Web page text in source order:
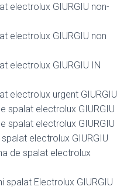
electrolux GIURGIU non-
electrolux GIURGIU non
electrolux GIURGIU IN
electrolux urgent GIURGIU
spalat electrolux GIURGIU
spalat electrolux GIURGIU
electrolux GIURGIU
de spalat electrolux
spalat Electrolux GIURGIU